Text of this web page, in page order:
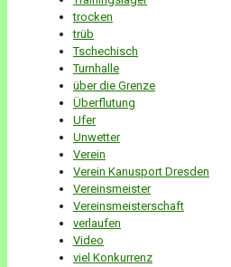
trocken
trüb
Tschechisch
Turnhalle
über die Grenze
Überflutung
Ufer
Unwetter
Verein
Verein Kanusport Dresden
Vereinsmeister
Vereinsmeisterschaft
verlaufen
Video
viel Konkurrenz